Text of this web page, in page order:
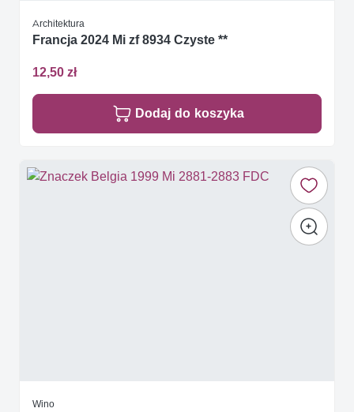
Architektura
Francja 2024 Mi zf 8934 Czyste **
12,50 zł
Dodaj do koszyka
Wino